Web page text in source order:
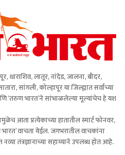
धाराशिव, लातूर, नांदेड, जालना, बीदर,
सांगली, कोल्हापूर या जिल्ह्यात सर्वांच्या
‘तरुण भारत’ने सांभाळलेल्या मूल्यांचेच हे यश
आता प्रत्येकाच्या हातातील स्मार्ट फोनवर,
वाचता येईल. जगभरातील वाचकांना
तंत्रज्ञानाच्या सहाय्याने उपलब्ध होत आहे.